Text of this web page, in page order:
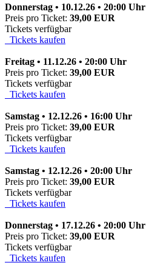
Donnerstag • 10.12.26 • 20:00 Uhr
Preis pro Ticket: 39,00 EUR
Tickets verfügbar
Tickets kaufen
Freitag • 11.12.26 • 20:00 Uhr
Preis pro Ticket: 39,00 EUR
Tickets verfügbar
Tickets kaufen
Samstag • 12.12.26 • 16:00 Uhr
Preis pro Ticket: 39,00 EUR
Tickets verfügbar
Tickets kaufen
Samstag • 12.12.26 • 20:00 Uhr
Preis pro Ticket: 39,00 EUR
Tickets verfügbar
Tickets kaufen
Donnerstag • 17.12.26 • 20:00 Uhr
Preis pro Ticket: 39,00 EUR
Tickets verfügbar
Tickets kaufen